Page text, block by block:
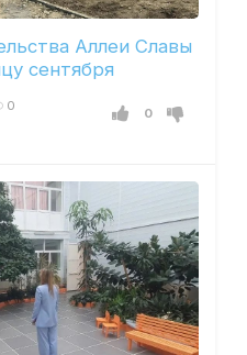
Аллеи Славы
сентября
0
0